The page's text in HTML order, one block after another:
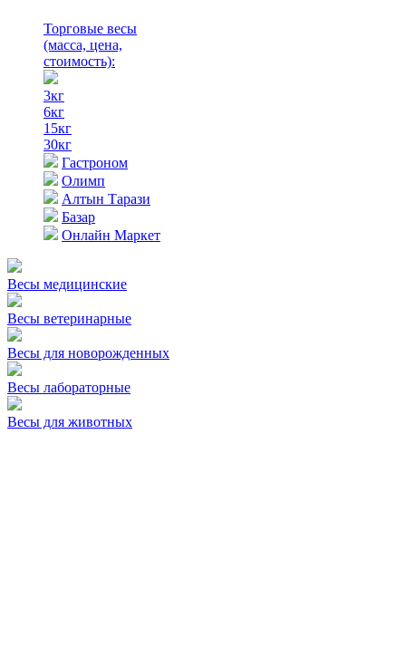
Торговые весы
(масса, цена,
стоимость):
3кг
6кг
15кг
30кг
Гастроном
Олимп
Алтын Тарази
Базар
Онлайн Маркет
Весы медицинские
Весы ветеринарные
Весы для новорожденных
Весы лабораторные
Весы для животных